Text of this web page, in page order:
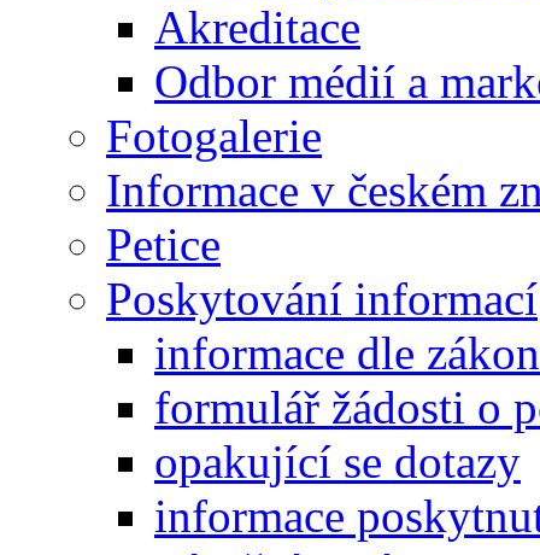
Akreditace
Odbor médií a
Fotogalerie
Informace v českém
Petice
Poskytování informací
informace dle
formulář žádosti o
opakující se dotazy
informace